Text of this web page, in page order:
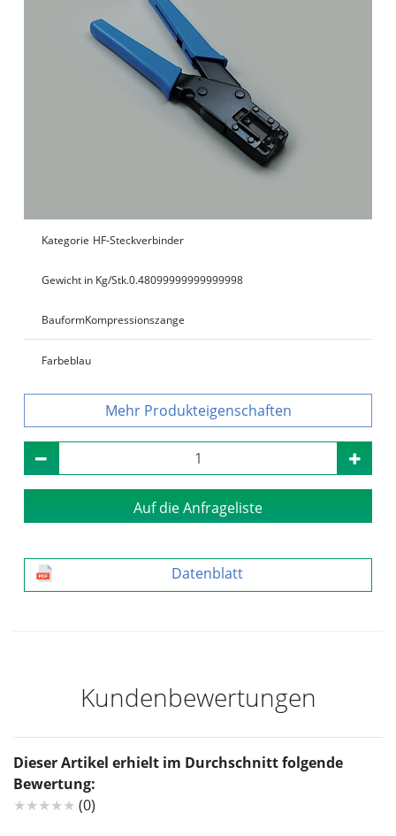
Kategorie HF-Steckverbinder
Gewicht in Kg/Stk.0.48099999999999998
BauformKompressionszange
Farbeblau
Produkteigenschaften
Auf die Anfrageliste
Datenblatt
Kundenbewertungen
Dieser Artikel erhielt im Durchschnitt folgende
Bewertung:
★★★★★ (0)